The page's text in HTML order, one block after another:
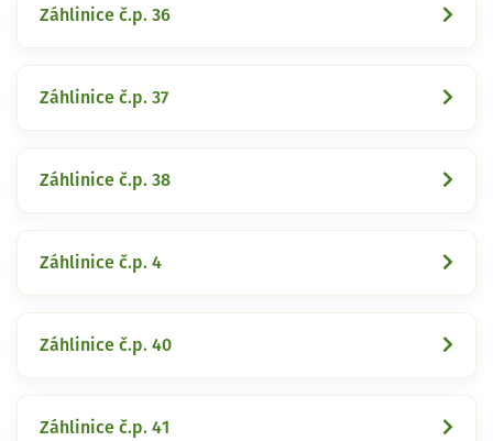
Záhlinice č.p. 36
Záhlinice č.p. 37
Záhlinice č.p. 38
Záhlinice č.p. 4
Záhlinice č.p. 40
Záhlinice č.p. 41